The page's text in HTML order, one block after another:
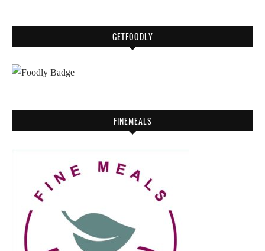
GETFOODLY
FINEMEALS